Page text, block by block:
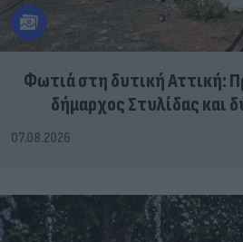
Φωτιά στη δυτική Αττική:
δήμαρχος Στυλίδας και
07.08.2026